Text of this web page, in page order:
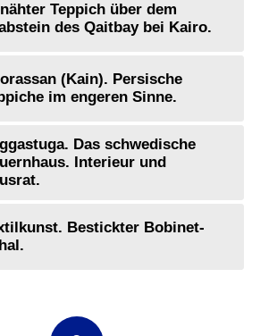
Teppich über dem
des Qaitbay bei Kairo.
(Kain). Persische
im engeren Sinne.
Das schwedische
Interieur und
Bestickter Bobinet-